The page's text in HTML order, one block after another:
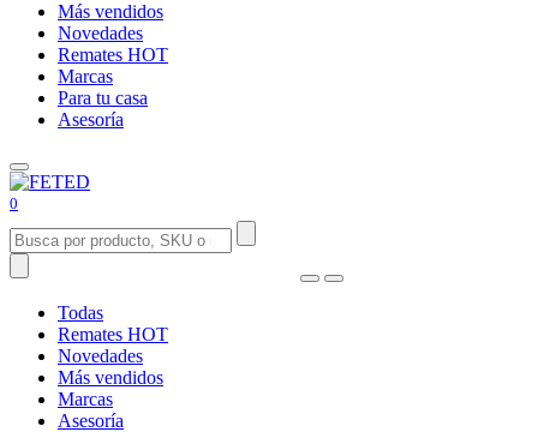
Más vendidos
Novedades
Remates HOT
Marcas
Para tu casa
Asesoría
0
Todas
Remates HOT
Novedades
Más vendidos
Marcas
Asesoría